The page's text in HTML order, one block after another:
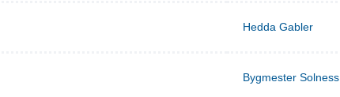
Hedda Gabler
Bygmester Solness